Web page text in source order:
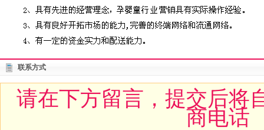
联系方式
请在下方留言，提交后将
商电话